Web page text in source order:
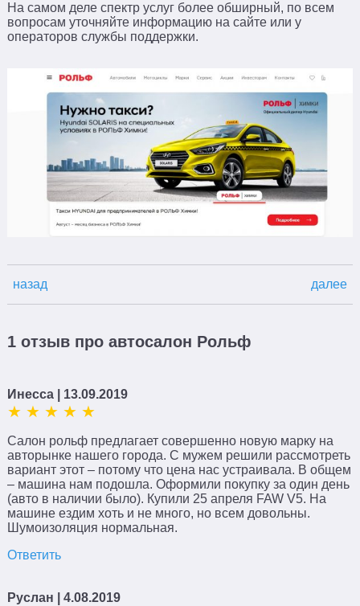
На самом деле спектр услуг более обширный, по всем
вопросам уточняйте информацию на сайте или у
операторов службы поддержки.
назад далее
1 отзыв про автосалон Рольф
Инесса | 13.09.2019
Салон рольф предлагает совершенно новую марку на
авторынке нашего города. С мужем решили рассмотреть
вариант этот – потому что цена нас устраивала. В общем
– машина нам подошла. Оформили покупку за один день
(авто в наличии было). Купили 25 апреля FAW V5. На
машине ездим хоть и не много, но всем довольны.
Шумоизоляция нормальная.
Ответить
Руслан
| 4.08.2019